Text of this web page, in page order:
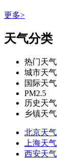
更多>
天气分类
热门天气
城市天气
国际天气
PM2.5
历史天气
乡镇天气
北京天气
上海天气
西安天气